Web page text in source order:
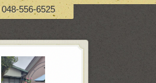
048-556-6525